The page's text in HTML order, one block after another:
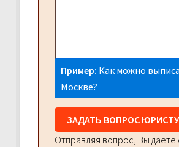
Пример: Как можно
Москве?
ЗАДАТЬ ВОПРОС ЮРИСТУ
Отправляя вопрос, Вы даёте